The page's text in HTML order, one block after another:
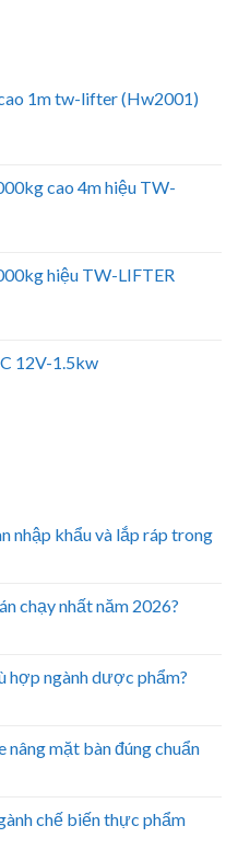
1m tw-lifter (Hw2001)
cao 4m hiệu TW-
hiệu TW-LIFTER
12V-1.5kw
nhập khẩu và lắp ráp trong
chạy nhất năm 2026?
hợp ngành dược phẩm?
mặt bàn đúng chuẩn
chế biến thực phẩm